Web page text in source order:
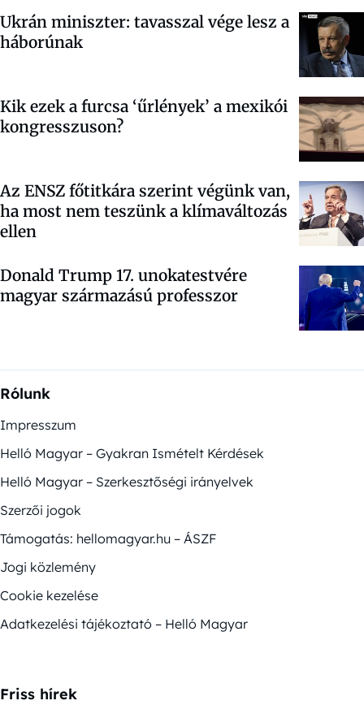
Ukrán miniszter: tavasszal vége lesz a
háborúnak
Kik ezek a furcsa ‘űrlények’ a mexikói
kongresszuson?
Az ENSZ főtitkára szerint végünk van,
ha most nem teszünk a klímaváltozás
ellen
Donald Trump 17. unokatestvére
magyar származású professzor
Rólunk
Impresszum
Helló Magyar – Gyakran Ismételt Kérdések
Helló Magyar – Szerkesztőségi irányelvek
Szerzői jogok
Támogatás: hellomagyar.hu – ÁSZF
Jogi közlemény
Cookie kezelése
Adatkezelési tájékoztató – Helló Magyar
Friss hírek